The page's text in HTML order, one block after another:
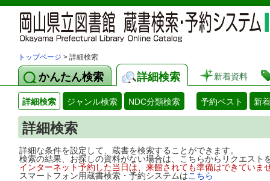
トップページ > 詳細検索
かんたん検索 詳細検索 新着資料
詳細検索 ジャンル検索 NDC分類検索 予約ベスト 新
詳細検索
詳細な条件を設定して、蔵書を検索することができます。
検索の結果、お探しの資料がない場合は、こちらからリクエス
インターネット予約した当日は、来館されても準備はできてい
スマートフォン用蔵書検索・予約システムはこちら